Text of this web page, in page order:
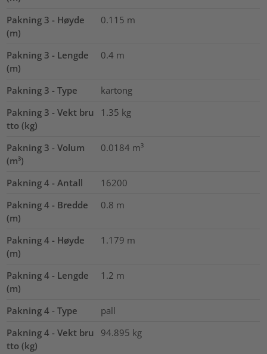
Pakning 3 - Høyde
(m)
0.115 m
Pakning 3 - Lengde
(m)
0.4 m
Pakning 3 - Type
kartong
Pakning 3 - Vekt bru
tto (kg)
1.35 kg
Pakning 3 - Volum
(m³)
0.0184 m³
Pakning 4 - Antall
16200
Pakning 4 - Bredde
(m)
0.8 m
Pakning 4 - Høyde
(m)
1.179 m
Pakning 4 - Lengde
(m)
1.2 m
Pakning 4 - Type
pall
Pakning 4 - Vekt bru
tto (kg)
94.895 kg